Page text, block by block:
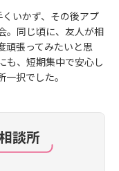
いかず、その後アプ
。同じ頃に、友人が相
頑張ってみたいと思
も、短期集中で安心し
択でした。
談所